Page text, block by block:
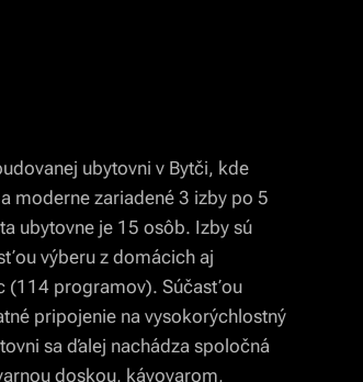
ubytovni v Bytči, kde
moderne zariadené 3 izby po 5
ubytovne je 15 osôb. Izby sú
výberu z domácich aj
(114 programov). Súčasťou
pripojenie na vysokorýchlostný
sa ďalej nachádza spoločná
doskou, kávovarom,